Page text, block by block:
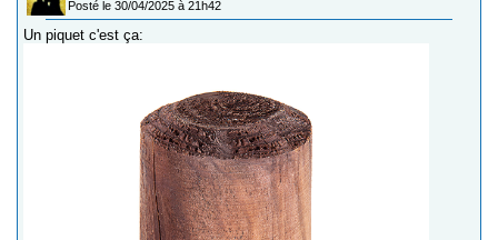
Posté le 30/04/2025 à 21h42
Un piquet c'est ça: